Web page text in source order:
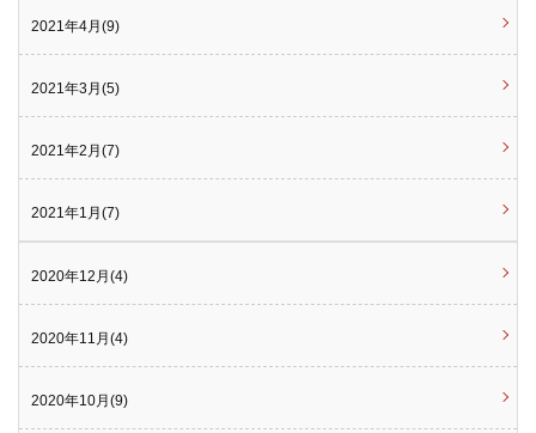
2021年4月(9)
2021年3月(5)
2021年2月(7)
2021年1月(7)
2020年12月(4)
2020年11月(4)
2020年10月(9)